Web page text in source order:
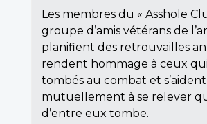
Les membres du « Asshole
groupe d’amis vétérans de
planifient des retrouvailles
rendent hommage à ceux
tombés au combat et s’aident
mutuellement à se relever
d’entre eux tombe.